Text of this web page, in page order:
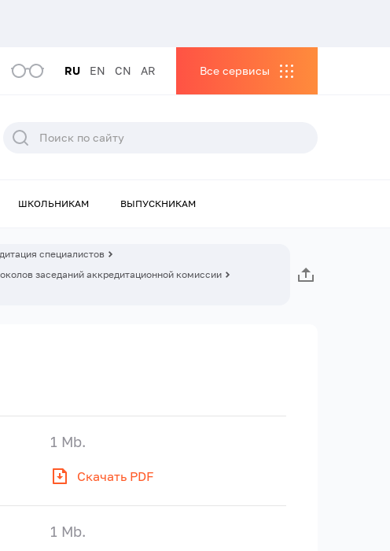
RU EN CN AR Все сервисы
ШКОЛЬНИКАМ ВЫПУСКНИКАМ
специалистов
заседаний аккредитационной комиссии
Скачать PDF
1 Mb.
1 Mb.